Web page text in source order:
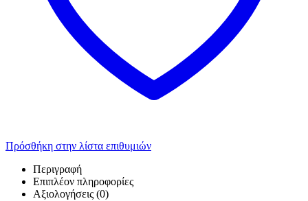
Πρόσθήκη στην λίστα επιθυμιών
Περιγραφή
Επιπλέον πληροφορίες
Αξιολογήσεις (0)